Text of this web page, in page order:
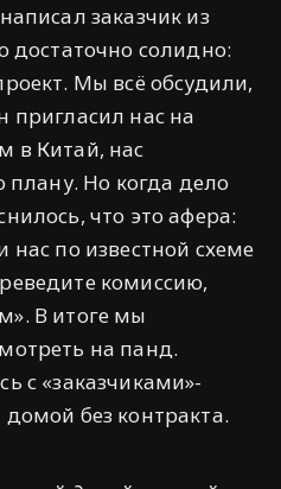
заказчик из
достаточно солидно:
Мы всё обсудили,
пригласил нас на
в Китай, нас
плану. Но когда дело
что это афера:
нас по известной схеме
комиссию,
В итоге мы
на панд.
с «заказчиками»-
без контракта.